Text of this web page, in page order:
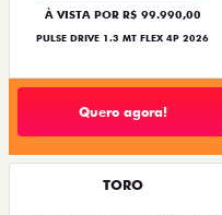
À VISTA POR R$ 99.990,00
PULSE DRIVE 1.3 MT FLEX 4P 2026
Quero agora!
TORO